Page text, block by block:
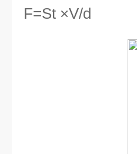
F=St ×V/d